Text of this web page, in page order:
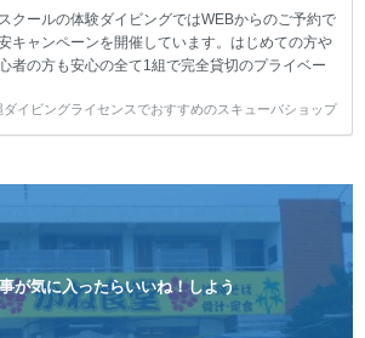
【 2ビーチ 】 ウエイト / タンク / 送迎...
クールの体験ダイビングではWEBからのご予約で
キャンペーンを開催しています。はじめての方や
者の方も安心の全て1組で完全貸切のプライベー
様から気軽にご参加ください。 全てのコースで高
の記念撮影&水中撮影付きです。初心者の方やダ
沖縄本島周辺ビーチ・体験ダイビング 格安キャ
ペーン！！￥16800 ￥11800(税込) 器材 / 送迎 / 保
全て込み ダイビングがはじめての方や初心者でも
に体験できる半日のコース。沖縄本島のビーチか
んびりダイビングを楽しめます...
ダイビングライセンスでおすすめのスキューバショップ
が気に入ったらいいね！しよう